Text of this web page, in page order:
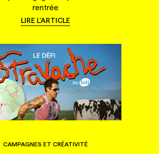
rentrée
LIRE L'ARTICLE
CAMPAGNES ET CRÉATIVITÉ